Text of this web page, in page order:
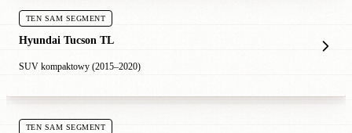
TEN SAM SEGMENT
Hyundai Tucson TL
SUV kompaktowy (2015–2020)
TEN SAM SEGMENT